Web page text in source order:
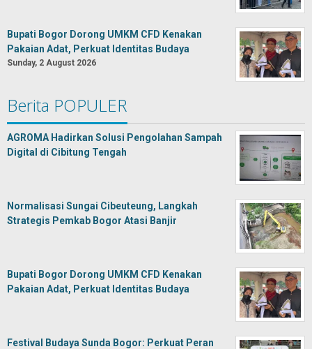
Bupati Bogor Dorong UMKM CFD Kenakan
Pakaian Adat, Perkuat Identitas Budaya
Sunday, 2 August 2026
Berita POPULER
AGROMA Hadirkan Solusi Pengolahan Sampah
Digital di Cibitung Tengah
Normalisasi Sungai Cibeuteung, Langkah
Strategis Pemkab Bogor Atasi Banjir
Bupati Bogor Dorong UMKM CFD Kenakan
Pakaian Adat, Perkuat Identitas Budaya
Festival Budaya Sunda Bogor: Perkuat Peran